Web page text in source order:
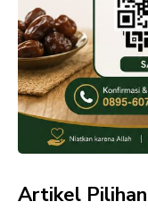
Artikel Pilihan